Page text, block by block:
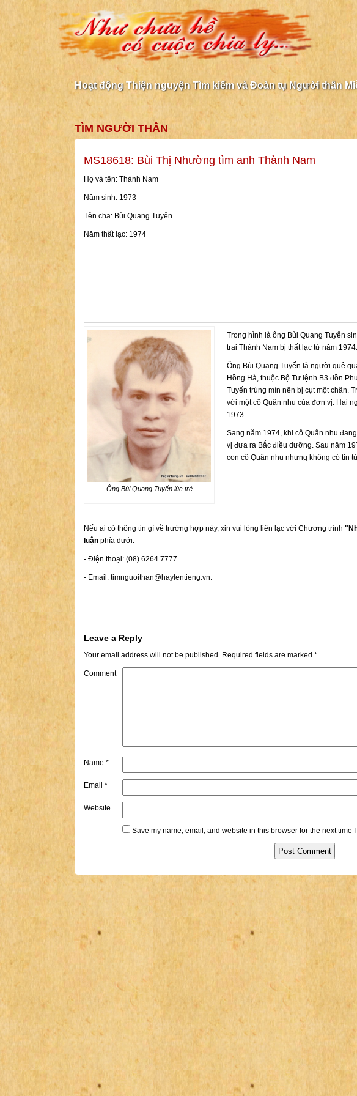
Hoạt động Thiện nguyện Tìm kiếm và Đoàn tụ Người thân
TÌM NGƯỜI THÂN
MS18618: Bùi Thị Nhường tìm anh Thành Nam
Họ và tên: Thành Nam
Năm sinh: 1973
Tên cha: Bùi Quang Tuyến
Năm thất lạc: 1974
Ông Bùi Quang Tuyến lúc trẻ
Trong hình là ông Bùi Quang Tuyến
trai Thành Nam bị thất lạc từ năm 1974.
Ông Bùi Quang Tuyến là người quê
Hồng Hà, thuộc Bộ Tư lệnh B3 đồn
Tuyến trúng mìn nên bị cụt một chân.
với một cô Quân nhu của đơn vị. Hai
1973.
Sang năm 1974, khi cô Quân nhu
vị đưa ra Bắc điều dưỡng. Sau năm
con cô Quân nhu nhưng không có tin
Nếu ai có thông tin gì về trường hợp này, xin vui lòng liên lạc với Chương trình
luận phía dưới.
- Điện thoại: (08) 6264 7777.
- Email: timnguoithan@haylentieng.vn.
Leave a Reply
Your email address will not be published. Required fields are marked *
Comment
Name *
Email *
Website
Save my name, email, and website in this browser for the next time